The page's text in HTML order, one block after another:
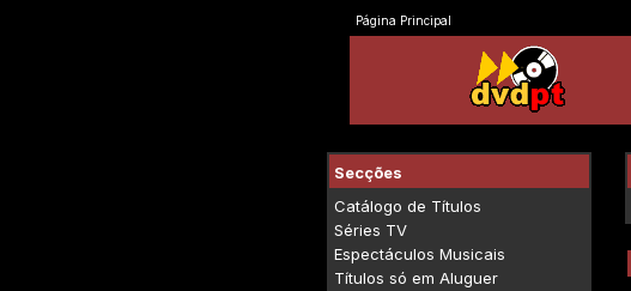
Página Principal
Secções
Catálogo de Títulos
Séries TV
Espectáculos Musicais
Títulos só em Aluguer